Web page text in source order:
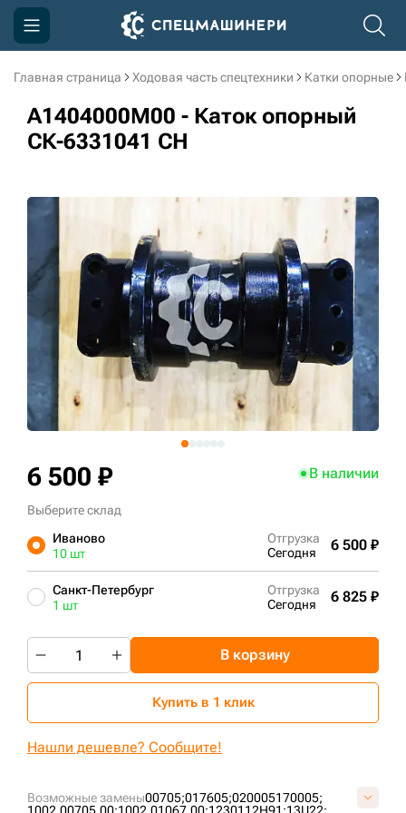
Главная страница Ходовая часть спецтехники Катки опорные
A1404000M00 - Каток опорный
СК-6331041 CH
Возможные замены00705;017605;020005170005;
6 500 ₽ В наличии
Выберите склад
Иваново
10 шт
Отгрузка
Сегодня
6 500 ₽
Санкт-Петербург
1 шт
Отгрузка
Сегодня
6 825 ₽
В корзину
Купить в 1 клик
Нашли дешевле? Сообщите!
Компания
Акции
Информация
3D тур по производству
3D тур по складам
sksale@skdst.ru
+7 (499) 394-50-93